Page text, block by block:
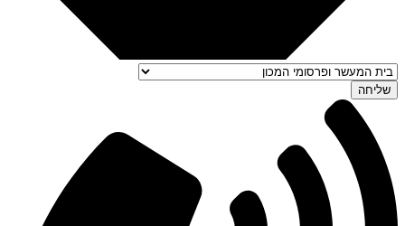
שליחה